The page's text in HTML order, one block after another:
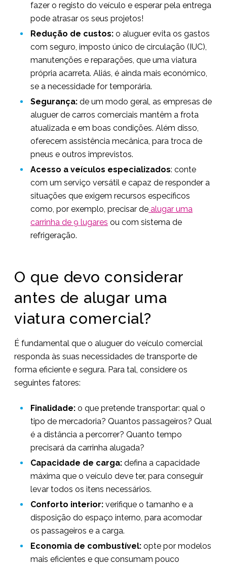
fazer o registo do veículo e esperar pela entrega
pode atrasar os seus projetos!
Redução de custos: o aluguer evita os gastos
com seguro, imposto único de circulação (IUC),
manutenções e reparações, que uma viatura
própria acarreta. Aliás, é ainda mais económico,
se a necessidade for temporária.
Segurança: de um modo geral, as empresas de
aluguer de carros comerciais mantêm a frota
atualizada e em boas condições. Além disso,
oferecem assistência mecânica, para troca de
pneus e outros imprevistos.
Acesso a veículos especializados: conte
com um serviço versátil e capaz de responder a
situações que exigem recursos específicos
como, por exemplo, precisar de alugar uma
carrinha de 9 lugares ou com sistema de
refrigeração.
O que devo considerar
antes de alugar uma
viatura comercial?
É fundamental que o aluguer do veículo comercial
responda às suas necessidades de transporte de
forma eficiente e segura. Para tal, considere os
seguintes fatores:
Finalidade: o que pretende transportar: qual o
tipo de mercadoria? Quantos passageiros? Qual
é a distância a percorrer? Quanto tempo
precisará da carrinha alugada?
Capacidade de carga: defina a capacidade
máxima que o veículo deve ter, para conseguir
levar todos os itens necessários.
Conforto interior: verifique o tamanho e a
disposição do espaço interno, para acomodar
os passageiros e a carga.
Economia de combustível: opte por modelos
mais eficientes e que consumam pouco